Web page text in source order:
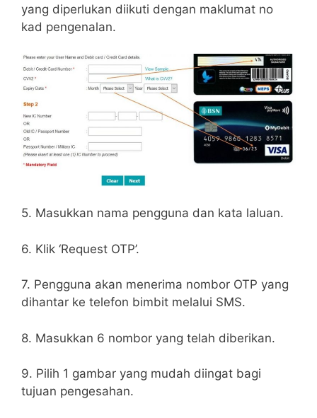
yang diperlukan diikuti dengan maklumat no
kad pengenalan.
5. Masukkan nama pengguna dan kata laluan.
6. Klik ‘Request OTP’.
7. Pengguna akan menerima nombor OTP yang
dihantar ke telefon bimbit melalui SMS.
8. Masukkan 6 nombor yang telah diberikan.
9. Pilih 1 gambar yang mudah diingat bagi
tujuan pengesahan.